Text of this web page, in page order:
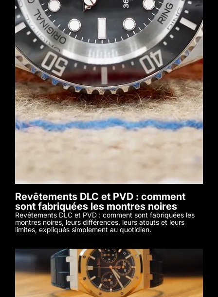
Revêtements DLC et PVD : comment
sont fabriquées les montres noires
Revêtements DLC et PVD : comment sont fabriquées les
montres noires, leurs différences, leurs atouts et leurs
limites, expliqués simplement au quotidien.